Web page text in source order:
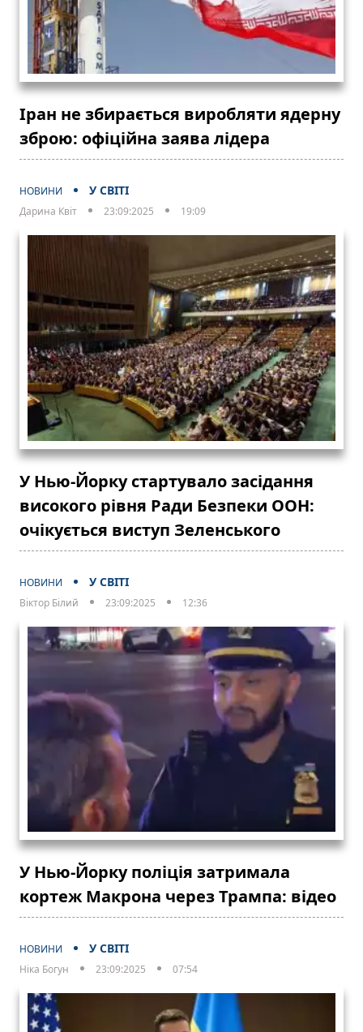
Іран не збирається виробляти ядерну
зброю: офіційна заява лідера
НОВИНИ У СВІТІ
Дарина Квіт 23:09:2025 19:09
У Нью-Йорку стартувало засідання
високого рівня Ради Безпеки ООН:
очікується виступ Зеленського
НОВИНИ У СВІТІ
Віктор Білий 23:09:2025 12:36
У Нью-Йорку поліція затримала
кортеж Макрона через Трампа: відео
НОВИНИ У СВІТІ
Ніка Богун 23:09:2025 07:54